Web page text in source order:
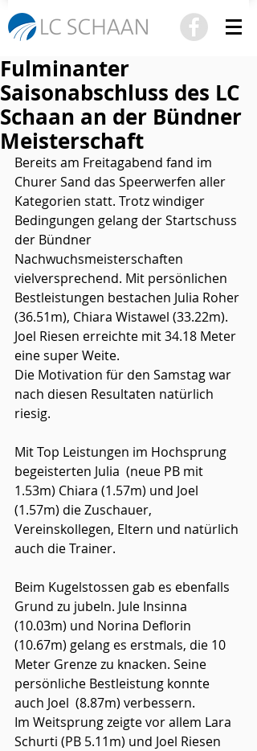
Fulminanter
Saisonabschluss des LC
Schaan an der Bündner
Meisterschaft
Bereits am Freitagabend fand im
Churer Sand das Speerwerfen aller
Kategorien statt. Trotz windiger
Bedingungen gelang der Startschuss
der Bündner
Nachwuchsmeisterschaften
vielversprechend. Mit persönlichen
Bestleistungen bestachen Julia Roher
(36.51m), Chiara Wistawel (33.22m).
Joel Riesen erreichte mit 34.18 Meter
eine super Weite.
Die Motivation für den Samstag war
nach diesen Resultaten natürlich
riesig.
Mit Top Leistungen im Hochsprung
begeisterten Julia  (neue PB mit
1.53m) Chiara (1.57m) und Joel
(1.57m) die Zuschauer,
Vereinskollegen, Eltern und natürlich
auch die Trainer.
Beim Kugelstossen gab es ebenfalls
Grund zu jubeln. Jule Insinna
(10.03m) und Norina Deflorin
(10.67m) gelang es erstmals, die 10
Meter Grenze zu knacken. Seine
persönliche Bestleistung konnte
auch Joel  (8.87m) verbessern.
Im Weitsprung zeigte vor allem Lara
Schurti (PB 5.11m) und Joel Riesen